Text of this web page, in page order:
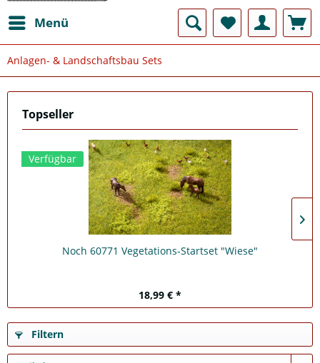
Menü
Anlagen- & Landschaftsbau Sets
Topseller
Verfügbar
Noch 60771 Vegetations-Startset "Wiese"
18,99 € *
Filtern